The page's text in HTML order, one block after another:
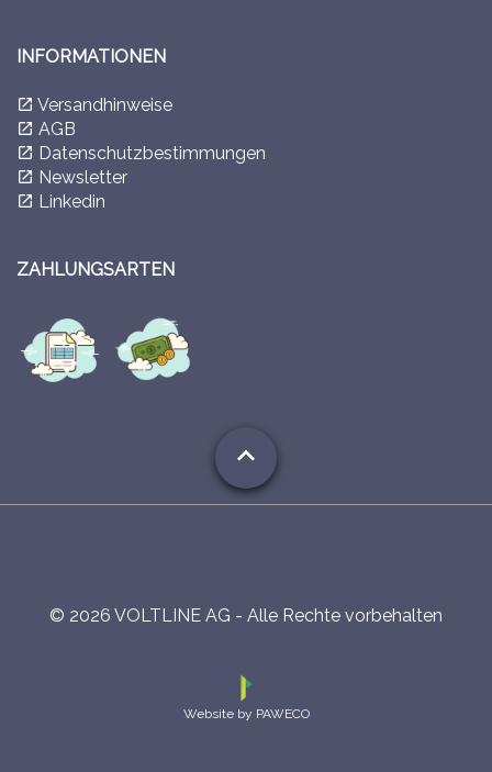
INFORMATIONEN
launch Versandhinweise
launch AGB
launch Datenschutzbestimmungen
launch Newsletter
launch Linkedin
ZAHLUNGSARTEN
expand_less
© 2026 VOLTLINE AG - Alle Rechte vorbehalten
Website by PAWECO